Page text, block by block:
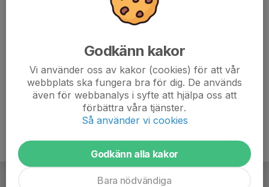
Godkänn kakor
Vi använder oss av kakor (cookies) för att vår
webbplats ska fungera bra för dig. De används
även för webbanalys i syfte att hjälpa oss att
förbättra våra tjänster.
Så använder vi cookies
Godkänn alla kakor
Bara nödvändiga